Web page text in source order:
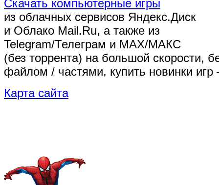
Скачать компьютерные игры
из облачных сервисов Яндекс.Диск
и Облако Mail.Ru, а также из
Telegram/Телеграм и MAX/МАКС
(без торрента) на большой скорости,
файлом / частями, купить новинки
Карта сайта